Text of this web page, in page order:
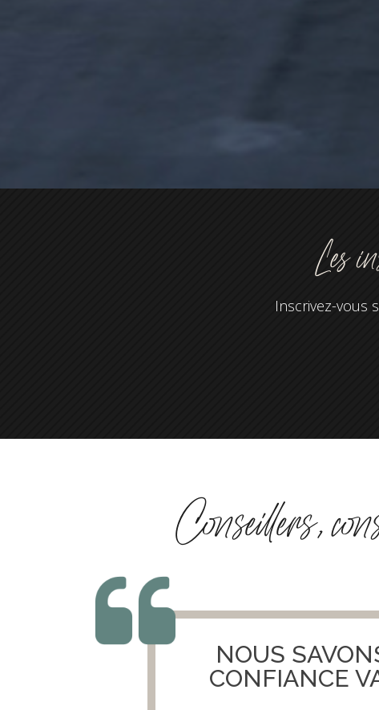
Les
Inscrivez-vous
Conseillers,
NOUS
CONFIANCE